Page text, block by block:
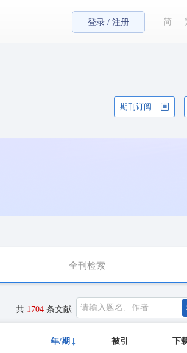
登录 / 注册 简
期刊订阅
共 1704 条文献
年/期 被引 下